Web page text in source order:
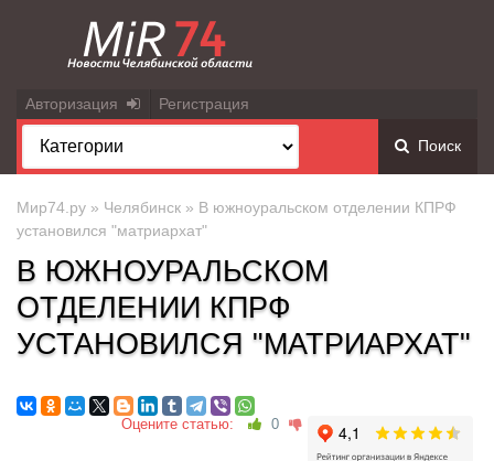
Авторизация Регистрация
Поиск
Мир74.ру » Челябинск » В южноуральском отделении КПРФ
установился "матриархат"
В ЮЖНОУРАЛЬСКОМ
ОТДЕЛЕНИИ КПРФ
УСТАНОВИЛСЯ "МАТРИАРХАТ"
Оцените статью: 0